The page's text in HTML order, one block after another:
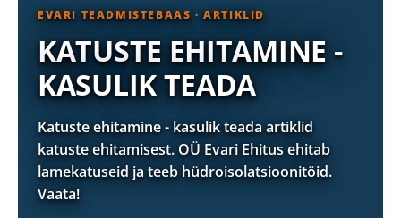
EVARI TEADMISTEBAAS · ARTIKLID
KATUSTE EHITAMINE -
KASULIK TEADA
Katuste ehitamine - kasulik teada artiklid
katuste ehitamisest. OÜ Evari Ehitus ehitab
lamekatuseid ja teeb hüdroisolatsioonitöid.
Vaata!